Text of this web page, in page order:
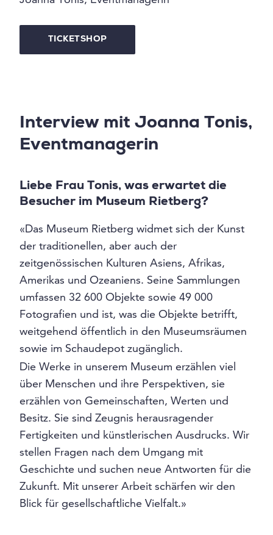
TICKETSHOP
Interview mit Joanna Tonis,
Eventmanagerin
Liebe Frau Tonis, was erwartet die
Besucher im Museum Rietberg?
«Das Museum Rietberg widmet sich der Kunst
der traditionellen, aber auch der
zeitgenössischen Kulturen Asiens, Afrikas,
Amerikas und Ozeaniens. Seine Sammlungen
umfassen 32 600 Objekte sowie 49 000
Fotografien und ist, was die Objekte betrifft,
weitgehend öffentlich in den Museumsräumen
sowie im Schaudepot zugänglich.
Die Werke in unserem Museum erzählen viel
über Menschen und ihre Perspektiven, sie
erzählen von Gemeinschaften, Werten und
Besitz. Sie sind Zeugnis herausragender
Fertigkeiten und künstlerischen Ausdrucks. Wir
stellen Fragen nach dem Umgang mit
Geschichte und suchen neue Antworten für die
Zukunft. Mit unserer Arbeit schärfen wir den
Blick für gesellschaftliche Vielfalt.»